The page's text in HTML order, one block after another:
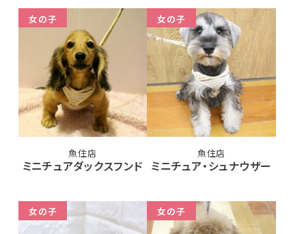
女の子
魚住店
ミニチュアダックスフンド
女の子
魚住店
ミニチュア・シュナウザー
女の子 女の子